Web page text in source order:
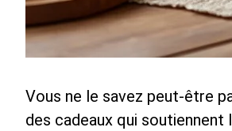
Vous ne le savez peut-être
des cadeaux qui soutiennent